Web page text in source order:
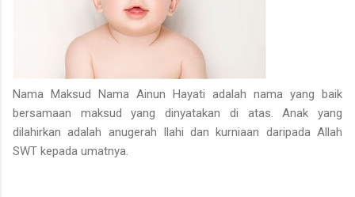
Nama Maksud Nama Ainun Hayati adalah nama yang baik
bersamaan maksud yang dinyatakan di atas. Anak yang
dilahirkan adalah anugerah Ilahi dan kurniaan daripada Allah
SWT kepada umatnya.